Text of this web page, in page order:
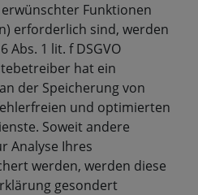
Funktionen
erforderlich sind, werden
Abs. 1 lit. f DSGVO
hat ein
der Speicherung von
und optimierten
Soweit andere
Analyse Ihres
werden, werden diese
gesondert